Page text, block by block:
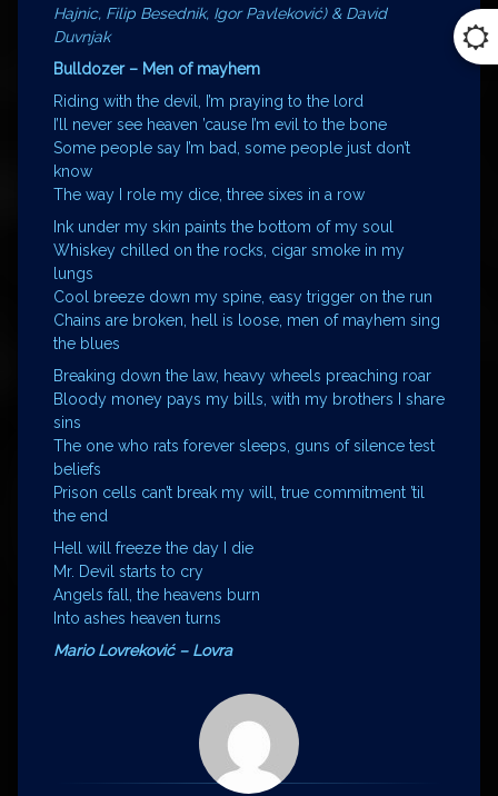
Hajnic, Filip Besednik, Igor Pavleković) & David
Duvnjak
Bulldozer – Men of mayhem
Riding with the devil, I’m praying to the lord
I’ll never see heaven ’cause I’m evil to the bone
Some people say I’m bad, some people just don’t
know
The way I role my dice, three sixes in a row
Ink under my skin paints the bottom of my soul
Whiskey chilled on the rocks, cigar smoke in my
lungs
Cool breeze down my spine, easy trigger on the run
Chains are broken, hell is loose, men of mayhem sing
the blues
Breaking down the law, heavy wheels preaching roar
Bloody money pays my bills, with my brothers I share
sins
The one who rats forever sleeps, guns of silence test
beliefs
Prison cells can’t break my will, true commitment ’til
the end
Hell will freeze the day I die
Mr. Devil starts to cry
Angels fall, the heavens burn
Into ashes heaven turns
Mario Lovreković – Lovra